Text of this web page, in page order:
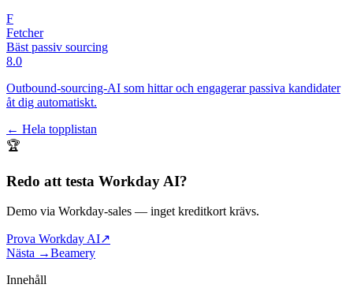
F
Fetcher
Bäst passiv sourcing
8.0
Outbound-sourcing-AI som hittar och engagerar passiva kandidater
åt dig automatiskt.
← Hela topplistan
🏆
Redo att testa Workday AI?
Demo via Workday-sales — inget kreditkort krävs.
Prova Workday AI↗
Nästa →Beamery
Innehåll